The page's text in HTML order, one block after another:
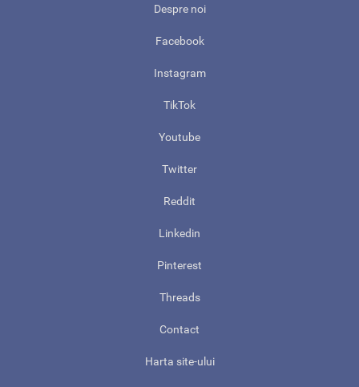
Despre noi
Facebook
Instagram
TikTok
Youtube
Twitter
Reddit
Linkedin
Pinterest
Threads
Contact
Harta site-ului